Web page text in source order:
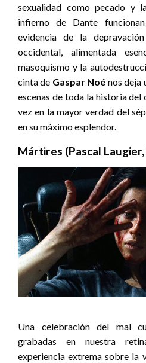
sexualidad como pecado y
infierno de Dante
evidencia de la
occidental, alimentada
masoquismo y la
cinta de Gaspar Noé nos deja
escenas de toda la historia del
vez en la mayor verdad del
en su máximo esplendor.
Mártires (Pascal
Una celebración del mal
grabadas en nuestra
experiencia extrema sobre la